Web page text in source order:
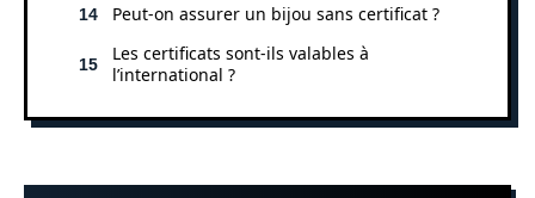
Peut-on assurer un bijou sans certificat ?
Les certificats sont-ils valables à
l’international ?